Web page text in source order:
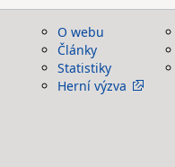
O webu
Články
Statistiky
Herní výzva